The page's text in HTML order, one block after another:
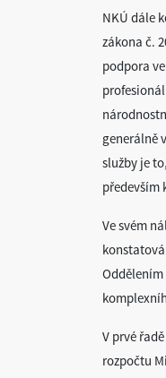
NKÚ dále
zákona č.
podpora
generálně
služby je
především
Ve svém
V prvé
rozpočtu